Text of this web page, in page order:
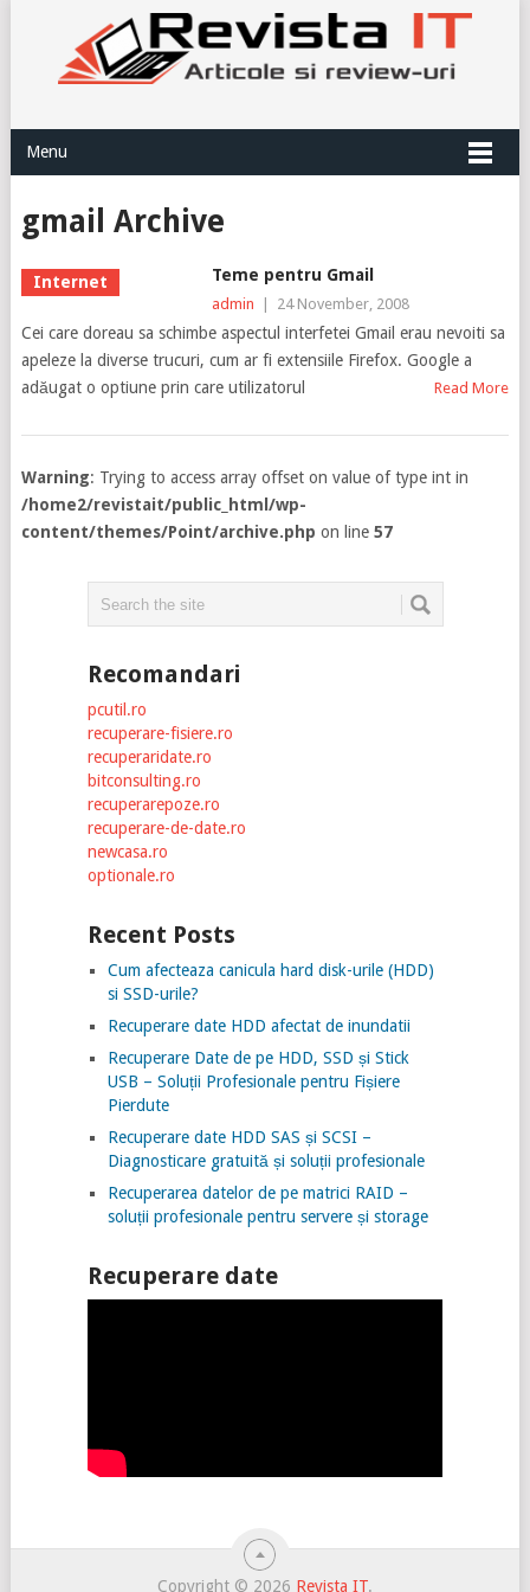
Menu
gmail Archive
Internet Teme pentru Gmail
admin 24 November, 2008
Cei care doreau sa schimbe aspectul interfetei Gmail erau nevoiti sa
apeleze la diverse trucuri, cum ar fi extensiile Firefox. Google a
adăugat o optiune prin care utilizatorul
Read More
Warning: Trying to access array offset on value of type int in
/home2/revistait/public_html/wp-
content/themes/Point/archive.php on line 57
Recomandari
pcutil.ro
recuperare-fisiere.ro
recuperaridate.ro
bitconsulting.ro
recuperarepoze.ro
recuperare-de-date.ro
newcasa.ro
optionale.ro
Recent Posts
Cum afecteaza canicula hard disk-urile (HDD)
si SSD-urile?
Recuperare date HDD afectat de inundatii
Recuperare Date de pe HDD, SSD și Stick
USB – Soluții Profesionale pentru Fișiere
Pierdute
Recuperare date HDD SAS și SCSI –
Diagnosticare gratuită și soluții profesionale
Recuperarea datelor de pe matrici RAID –
soluții profesionale pentru servere și storage
Recuperare date
Copyright © 2026 Revista IT.